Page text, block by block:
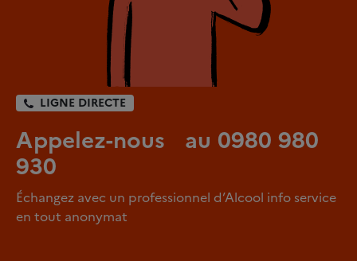
LIGNE DIRECTE
Appelez-nous au 0980 980
930
Échangez avec un professionnel d’Alcool info service
en tout anonymat